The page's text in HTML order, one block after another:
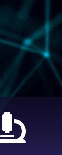
